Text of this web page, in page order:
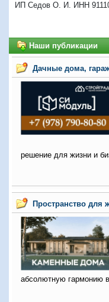
ИП Седов О. И. ИНН
Наши публикации
Дачные дома,
решение для жизни и
Пространство для
абсолютную гармонию